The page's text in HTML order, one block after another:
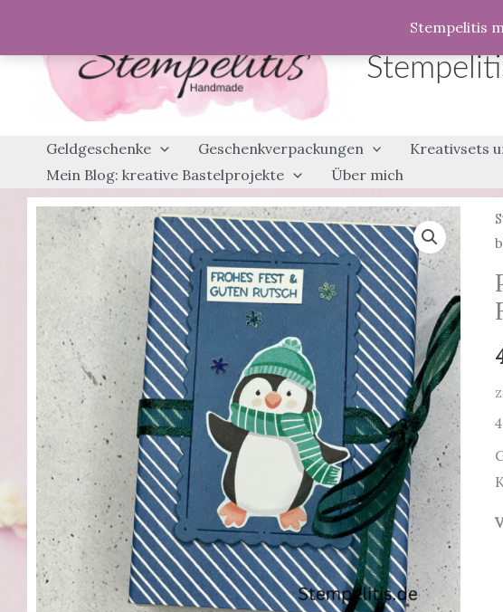
Stempelitis
springen
Geldgeschenke Geschenkverpackungen Kreativsets
Mein Blog: kreative Bastelprojekte
Über mich